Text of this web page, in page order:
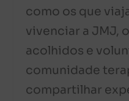
como os que
vivenciar a JMJ,
acolhidos e
comunidade
compartilhar